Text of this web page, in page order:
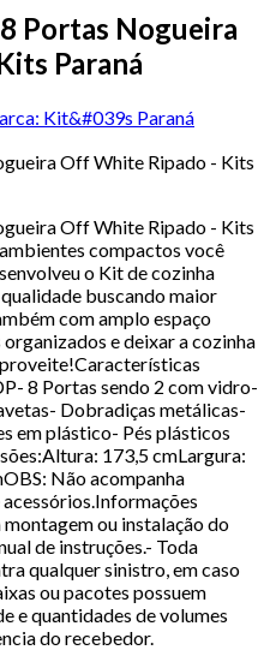
Portas Nogueira
Paraná
Kit&#039s Paraná
Off White Ripado - Kits
Off White Ripado - Kits
compactos você
o Kit de cozinha
buscando maior
com amplo espaço
e deixar a cozinha
8 Portas sendo 2 com vidro-
Dobradiças metálicas-
em plástico- Pés plásticos
173,5 cmLargura:
Não acompanha
ou instalação do
de instruções.- Toda
qualquer sinistro, em caso
ou pacotes possuem
e quantidades de volumes
do recebedor.